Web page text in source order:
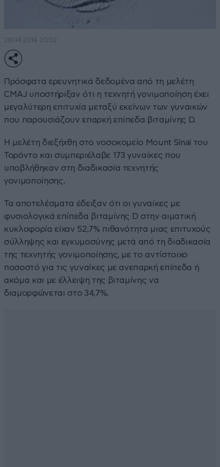
28·04·2014 20:02
Πρόσφατα ερευνητικά δεδομένα από τη μελέτη
CMAJ υποστήριξαν ότι η τεχνητή γονιμοποίηση έχει
μεγαλύτερη επιτυχία μεταξύ εκείνων των γυναικών
που παρουσιάζουν επαρκή επίπεδα βιταμίνης D.
Η μελέτη διεξήχθη στο νοσοκομείο Mount Sinai του
Τορόντο και συμπεριέλαβε 173 γυναίκες που
υποβλήθηκαν στη διαδικασία τεχνητής
γονιμοποίησης.
Τα αποτελέσματα έδειξαν ότι οι γυναίκες με
φυσιολογικά επίπεδα βιταμίνης D στην αιματική
κυκλοφορία είχαν 52,7% πιθανότητα μιας επιτυχούς
σύλληψης και εγκυμοσύνης μετά από τη διαδικασία
της τεχνητής γονιμοποίησης, με το αντίστοιχο
ποσοστό για τις γυναίκες με ανεπαρκή επίπεδα ή
ακόμα και με έλλειψη της βιταμίνης να
διαμορφώνεται στο 34,7%.